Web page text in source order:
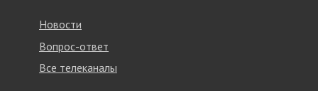
Новости
Вопрос-ответ
Все телеканалы